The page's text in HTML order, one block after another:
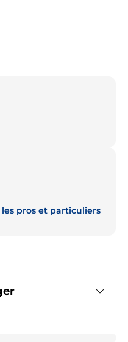
pros et particuliers